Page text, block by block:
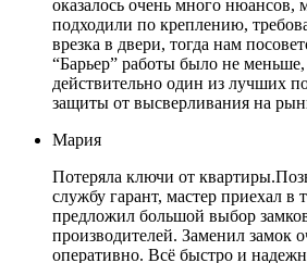
оказалось очень много нюансов,
подходили по креплению,
врезка в двери, тогда нам
“Барьер” работы было не меньше,
действительно один из лучших
защиты от высверливания на
Мария
Потеряла ключи от
службу гарант, мастер приехал в
предложил большой выбор
производителей. Заменил замок
оперативно. Всё быстро и